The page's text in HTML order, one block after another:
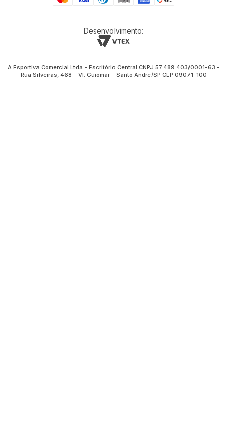
Desenvolvimento:
A Esportiva Comercial Ltda - Escritório Central CNPJ 57.489.403/0001-63 -
Rua Silveiras, 468 - Vl. Guiomar - Santo André/SP CEP 09071-100